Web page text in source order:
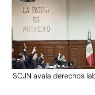
SCJN avala derechos